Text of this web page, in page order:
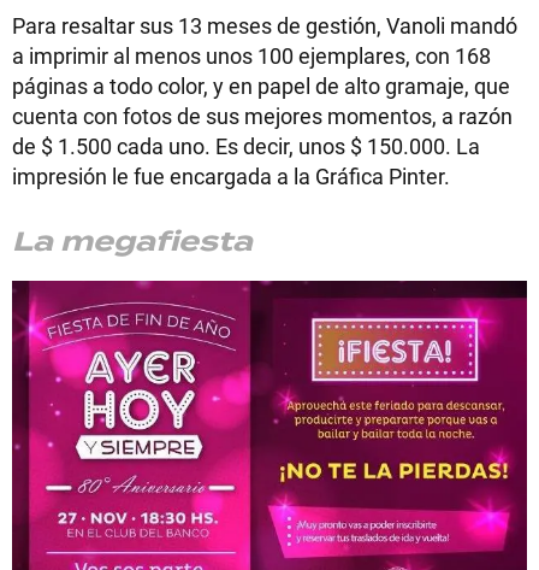
Para resaltar sus 13 meses de gestión, Vanoli mandó
a imprimir al menos unos 100 ejemplares, con 168
páginas a todo color, y en papel de alto gramaje, que
cuenta con fotos de sus mejores momentos, a razón
de $ 1.500 cada uno. Es decir, unos $ 150.000. La
impresión le fue encargada a la Gráfica Pinter.
La megafiesta